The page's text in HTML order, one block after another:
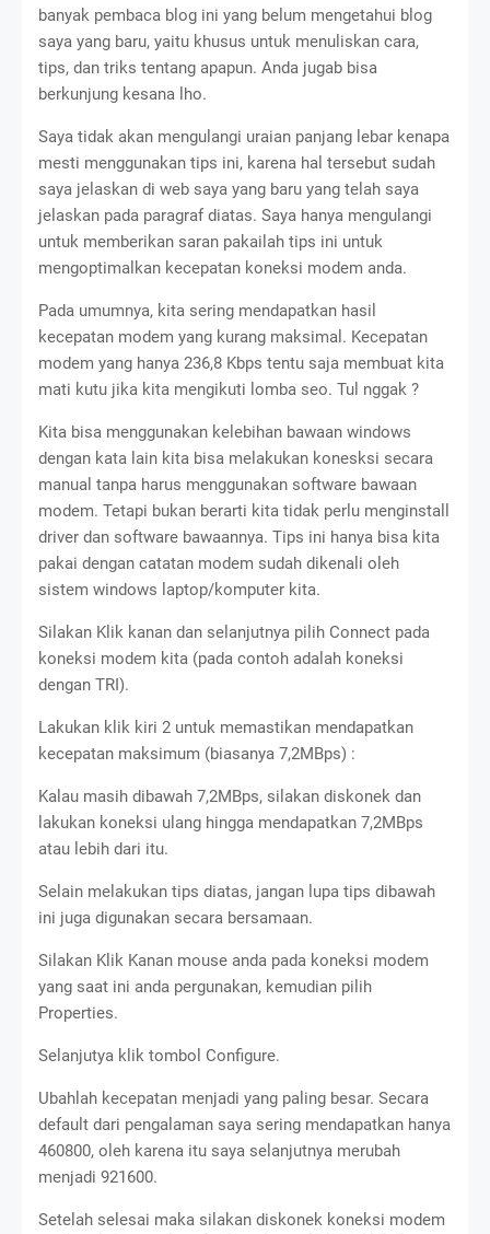
banyak pembaca blog ini yang belum mengetahui blog
saya yang baru, yaitu khusus untuk menuliskan cara,
tips, dan triks tentang apapun. Anda jugab bisa
berkunjung kesana lho.
Saya tidak akan mengulangi uraian panjang lebar kenapa
mesti menggunakan tips ini, karena hal tersebut sudah
saya jelaskan di web saya yang baru yang telah saya
jelaskan pada paragraf diatas. Saya hanya mengulangi
untuk memberikan saran pakailah tips ini untuk
mengoptimalkan kecepatan koneksi modem anda.
Pada umumnya, kita sering mendapatkan hasil
kecepatan modem yang kurang maksimal. Kecepatan
modem yang hanya 236,8 Kbps tentu saja membuat kita
mati kutu jika kita mengikuti lomba seo. Tul nggak ?
Kita bisa menggunakan kelebihan bawaan windows
dengan kata lain kita bisa melakukan konesksi secara
manual tanpa harus menggunakan software bawaan
modem. Tetapi bukan berarti kita tidak perlu menginstall
driver dan software bawaannya. Tips ini hanya bisa kita
pakai dengan catatan modem sudah dikenali oleh
sistem windows laptop/komputer kita.
Silakan Klik kanan dan selanjutnya pilih Connect pada
koneksi modem kita (pada contoh adalah koneksi
dengan TRI).
Lakukan klik kiri 2 untuk memastikan mendapatkan
kecepatan maksimum (biasanya 7,2MBps) :
Kalau masih dibawah 7,2MBps, silakan diskonek dan
lakukan koneksi ulang hingga mendapatkan 7,2MBps
atau lebih dari itu.
Selain melakukan tips diatas, jangan lupa tips dibawah
ini juga digunakan secara bersamaan.
Silakan Klik Kanan mouse anda pada koneksi modem
yang saat ini anda pergunakan, kemudian pilih
Properties.
Selanjutya klik tombol Configure.
Ubahlah kecepatan menjadi yang paling besar. Secara
default dari pengalaman saya sering mendapatkan hanya
460800, oleh karena itu saya selanjutnya merubah
menjadi 921600.
Setelah selesai maka silakan diskonek koneksi modem